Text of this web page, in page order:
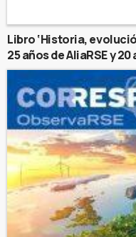
Libro ‘Historia,
25 años de AliaRSE y